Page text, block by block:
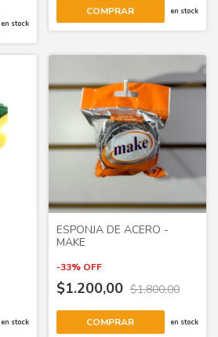
en stock
en stock
en stock
ESPONJA DE ACERO -
MAKE
-33% OFF
$1.200,00 $1.800,00
COMPRAR en stock